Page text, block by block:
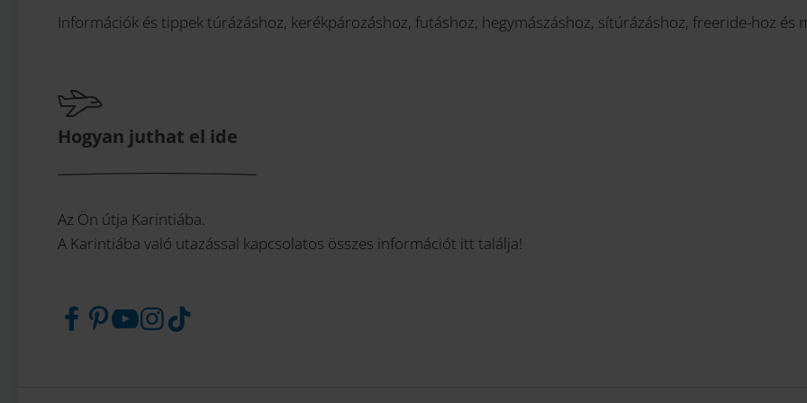
Információk és tippek túrázáshoz, kerékpározáshoz, futáshoz, hegymászáshoz, sítúrázáshoz, freeride-hoz és
Hogyan juthat el ide
Az Ön útja Karintiába.
A Karintiába való utazással kapcsolatos összes információt itt találja!